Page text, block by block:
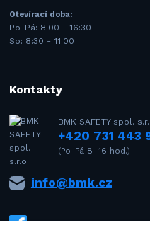
Otevírací doba:
Po-Pá: 8:00 - 16:30
So: 8:30 - 11:00
Kontakty
BMK SAFETY spol.
+420 731 443
(Po-Pá 8–16 hod.)
info@bmk.cz